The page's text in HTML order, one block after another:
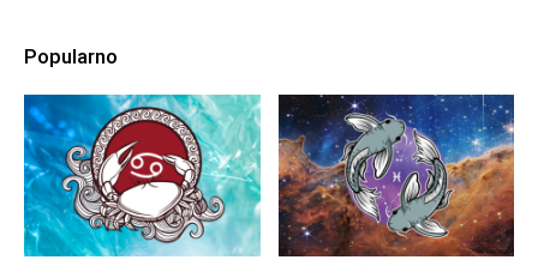
Popularno